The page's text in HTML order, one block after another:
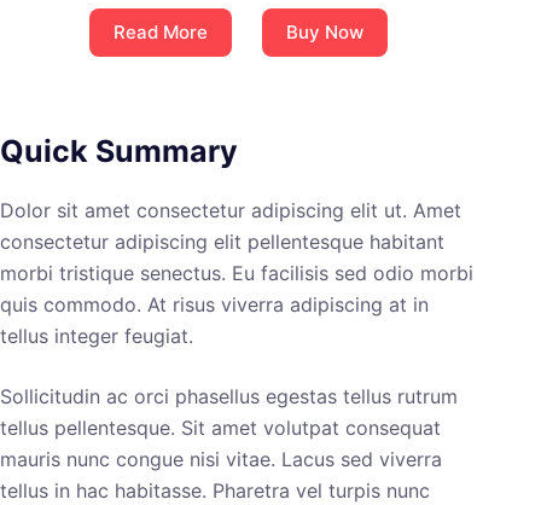
Read More Buy Now
Quick Summary
Dolor sit amet consectetur adipiscing elit ut. Amet
consectetur adipiscing elit pellentesque habitant
morbi tristique senectus. Eu facilisis sed odio morbi
quis commodo. At risus viverra adipiscing at in
tellus integer feugiat.
Sollicitudin ac orci phasellus egestas tellus rutrum
tellus pellentesque. Sit amet volutpat consequat
mauris nunc congue nisi vitae. Lacus sed viverra
tellus in hac habitasse. Pharetra vel turpis nunc